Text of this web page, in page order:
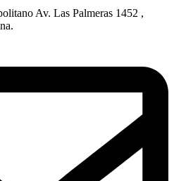
Av. Las Palmeras 1452 ,